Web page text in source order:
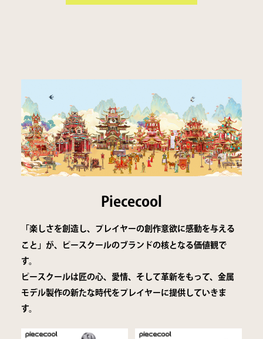
Piececool
​​​​「楽しさを創造し、プレイヤーの創作意欲に感動を与える
こと」が、ピースクールのブランドの核となる価値観で
す。
​​​​​​​ピースクールは匠の心、愛情、そして革新をもって、金属
モデル製作の新たな時代をプレイヤーに提供していきま
す。